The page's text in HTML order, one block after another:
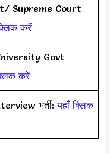
Supreme Court
करें
Govt
करें
भर्ती:यहाँ क्लिक